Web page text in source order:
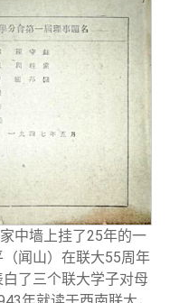
中墙上挂了25年的一
闻山）在联大55周年
了三个联大学子对母